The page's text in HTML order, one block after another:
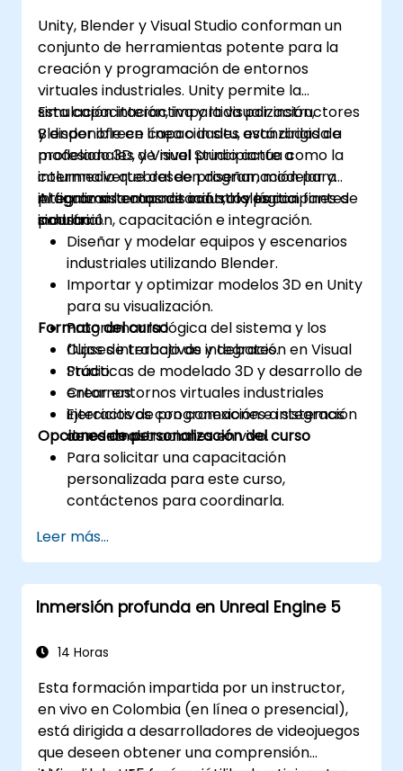
scripting Verse.
Colaborar en proyectos de UEFN y
prepararse para oportunidades de
monetización en Fortnite.
Unity, Blender y Visual Studio conforman un
conjunto de herramientas potente para la
creación y programación de entornos
virtuales industriales. Unity permite la
simulación interactiva y la visualización,
Blender ofrece capacidades avanzadas de
modelado 3D, y Visual Studio actúa como la
columna vertebral de programación para
integrar sistemas de control y lógica
industrial.
Esta capacitación, impartida por instructores
y disponible en línea o in situ, está dirigida a
profesionales de nivel principiante a
intermedio que deseen diseñar, modelar y
programar entornos industriales con fines de
simulación, capacitación e integración.
Al finalizar la capacitación, los participantes
podrán:
Diseñar y modelar equipos y escenarios
industriales utilizando Blender.
Importar y optimizar modelos 3D en Unity
para su visualización.
Programar la lógica del sistema y los
flujos de trabajo de integración en Visual
Studio.
Crear entornos virtuales industriales
interactivos con conexiones a sistemas
de control.
Formato del curso
Clases interactivas y debates.
Prácticas de modelado 3D y desarrollo de
entornos.
Ejercicios de programación e integración
con demostraciones en vivo.
Opciones de personalización del curso
Para solicitar una capacitación
personalizada para este curso,
contáctenos para coordinarla.
Leer más...
Inmersión profunda en Unreal Engine 5
14 Horas
Esta formación impartida por un instructor,
en vivo en Colombia (en línea o presencial),
está dirigida a desarrolladores de videojuegos
que deseen obtener una comprensión